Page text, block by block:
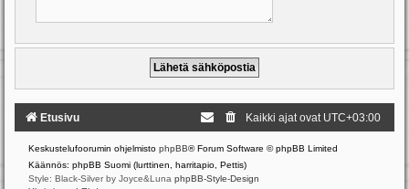
Etusivu Kaikki ajat ovat UTC+03:00
Keskustelufoorumin ohjelmisto phpBB® Forum Software © phpBB Limited
Käännös: phpBB Suomi (lurttinen, harritapio, Pettis)
Style: Black-Silver by Joyce&Luna phpBB-Style-Design